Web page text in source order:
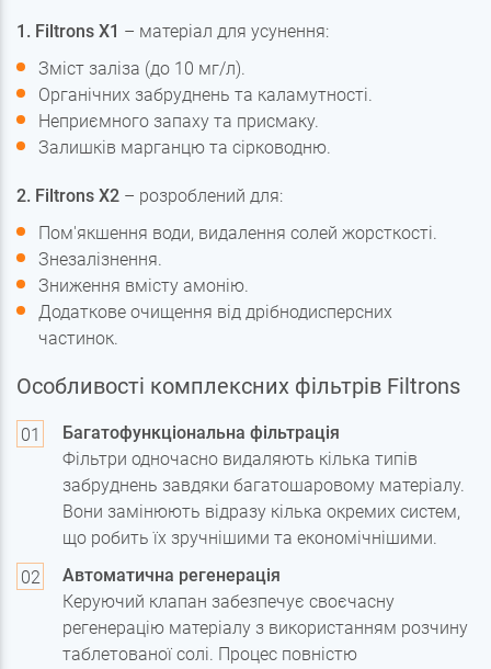
1. Filtrons X1 – матеріал для усунення:
Зміст заліза (до 10 мг/л).
Органічних забруднень та каламутності.
Неприємного запаху та присмаку.
Залишків марганцю та сірководню.
2. Filtrons X2 – розроблений для:
Пом'якшення води, видалення солей жорсткості.
Знезалізнення.
Зниження вмісту амонію.
Додаткове очищення від дрібнодисперсних
частинок.
Особливості комплексних фільтрів Filtrons
Багатофункціональна фільтрація
Фільтри одночасно видаляють кілька типів
забруднень завдяки багатошаровому матеріалу.
Вони замінюють відразу кілька окремих систем,
що робить їх зручнішими та економічнішими.
Автоматична регенерація
Керуючий клапан забезпечує своєчасну
регенерацію матеріалу з використанням розчину
таблетованої солі. Процес повністю